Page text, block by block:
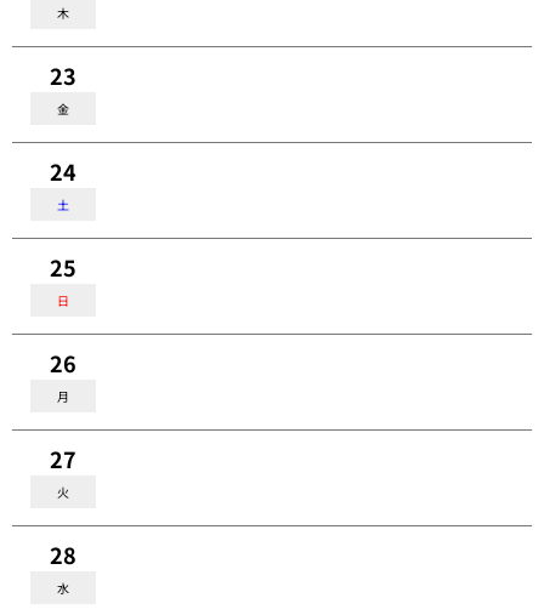
木
23
金
24
土
25
日
26
月
27
火
28
水